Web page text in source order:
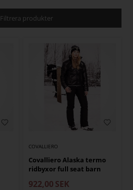
Filtrera produkter
COVALLIERO
Covalliero Alaska termo
ridbyxor full seat barn
922,00 SEK